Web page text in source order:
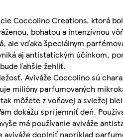
Coccolino Creations, ktorá
bohatou a intenzívnou
ale vďaka špeciálnym
aj antistatickým účinkom,
ľahšie žehliť.
Aviváže Coccolino sú
milióny parfumovaných
môžete z voňavej a sviežej
dokážu spríjemniť deň.
má používanie aviváže
doplniť napríklad